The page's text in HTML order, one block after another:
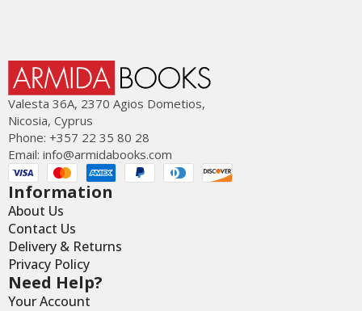
Valesta 36Α, 2370 Agios Dometios,
Nicosia, Cyprus
Phone: +357 22 35 80 28
Email: info@armidabooks.com
Information
About Us
Contact Us
Delivery & Returns
Privacy Policy
Need Help?
Your Account